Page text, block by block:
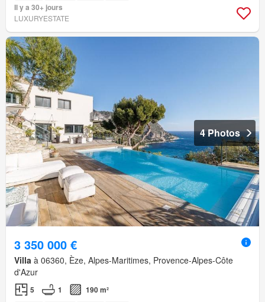
Il y a 30+ jours
LUXURYESTATE
4 Photos
3 350 000 €
Villa à 06360, Èze, Alpes-Maritimes, Provence-Alpes-Côte
d'Azur
5 1 190 m²